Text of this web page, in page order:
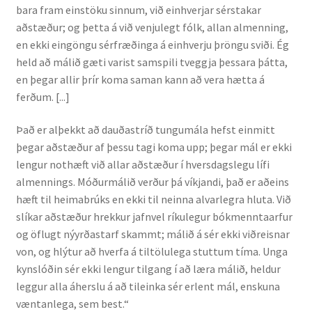
bara fram einstöku sinnum, við einhverjar sérstakar
aðstæður; og þetta á við venjulegt fólk, allan almenning,
en ekki eingöngu sérfræðinga á einhverju þröngu sviði. Ég
held að málið gæti varist samspili tveggja þessara þátta,
en þegar allir þrír koma saman kann að vera hætta á
ferðum. [...]
Það er alþekkt að dauðastríð tungumála hefst einmitt
þegar aðstæður af þessu tagi koma upp; þegar mál er ekki
lengur nothæft við allar aðstæður í hversdagslegu lífi
almennings. Móðurmálið verður þá víkjandi, það er aðeins
hæft til heimabrúks en ekki til neinna alvarlegra hluta. Við
slíkar aðstæður hrekkur jafnvel ríkulegur bókmenntaarfur
og öflugt nýyrðastarf skammt; málið á sér ekki viðreisnar
von, og hlýtur að hverfa á tiltölulega stuttum tíma. Unga
kynslóðin sér ekki lengur tilgang í að læra málið, heldur
leggur alla áherslu á að tileinka sér erlent mál, enskuna
væntanlega, sem best.“